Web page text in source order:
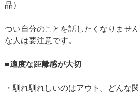
品）
つい自分のことを話したくなりませ
な人は要注意です。
■適度な距離感が大切
・馴れ馴れしいのはアウト。どんな